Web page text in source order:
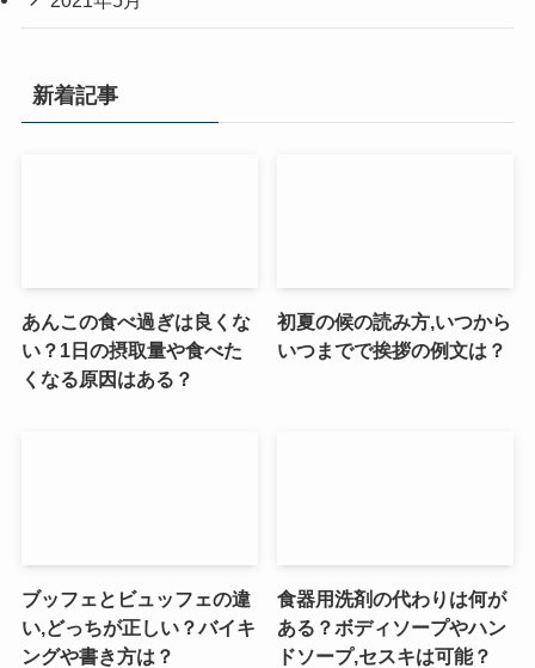
新着記事
あんこの食べ過ぎは良くな
い？1日の摂取量や食べた
くなる原因はある？
初夏の候の読み方,いつから
いつまでで挨拶の例文は？
ブッフェとビュッフェの違
い,どっちが正しい？バイキ
ングや書き方は？
食器用洗剤の代わりは何が
ある？ボディソープやハン
ドソープ,セスキは可能？